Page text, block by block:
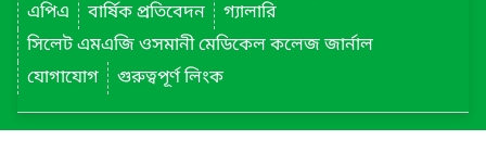
এপিএ
বার্ষিক প্রতিবেদন
গ্যালারি
সিলেট এমএজি ওসমানী মেডিকেল কলেজ জার্নাল
যোগাযোগ
গুরুত্বপূর্ণ লিংক